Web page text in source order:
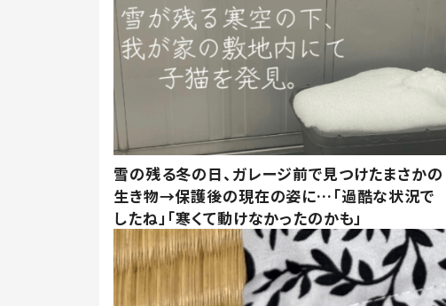
雪の残る冬の日、ガレージ前で見つけたまさかの
生き物→保護後の現在の姿に…「過酷な状況で
したね」「寒くて動けなかったのかも」